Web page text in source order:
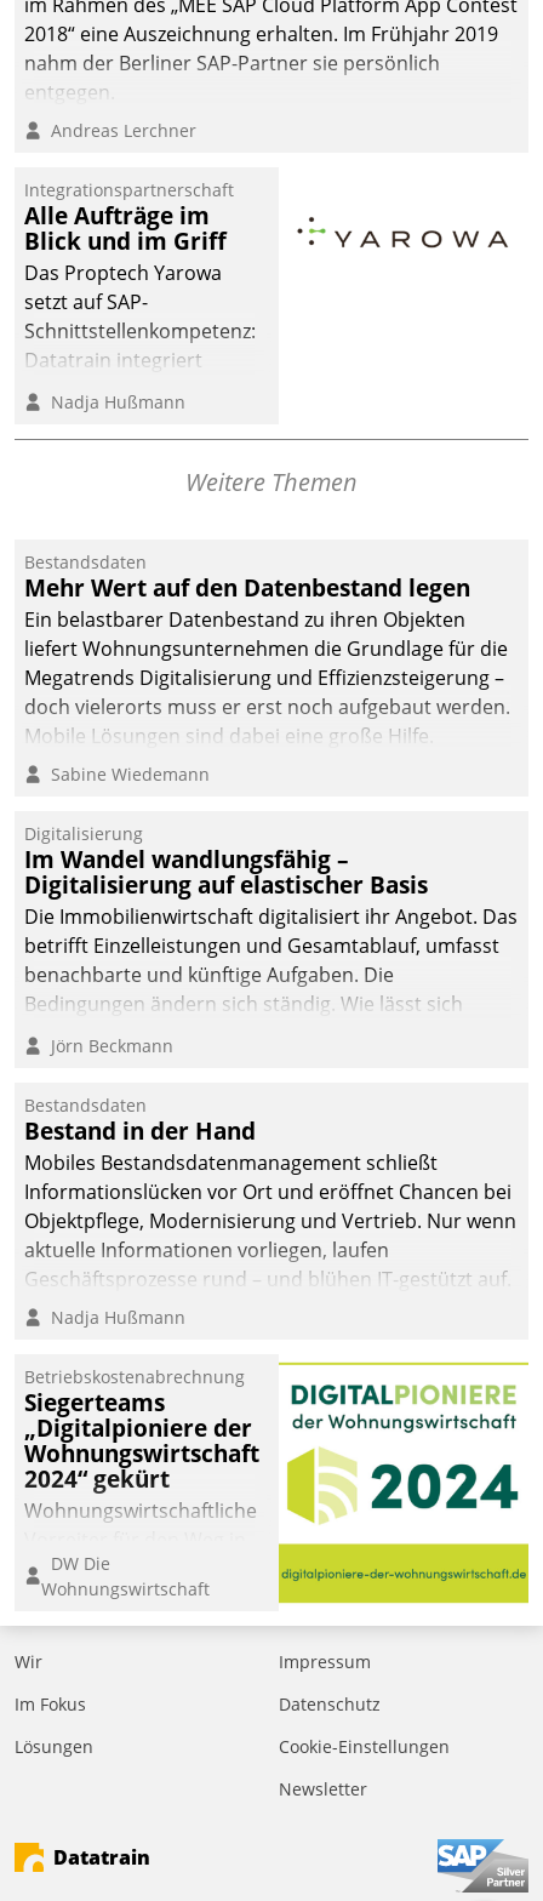
2018“ eine Auszeichnung erhalten. Im Frühjahr 2019
nahm der Berliner SAP-Partner sie persönlich
entgegen.
Andreas Lerchner
Integrationspartnerschaft
Alle Aufträge im
Blick und im Griff
Das Proptech Yarowa
setzt auf SAP-
Schnittstellenkompetenz:
Datatrain integriert
Yarowas Portal zur
Vergabe und Verwaltung
von Aufträgen der
deutscher
Wohnungsunternehmen
– und beschleunigt damit
den Weg vom
Mieteranliegen zum
Dienstleisterauftrag.
Nadja Hußmann
Weitere Themen
Bestandsdaten
Mehr Wert auf den Datenbestand legen
Ein belastbarer Datenbestand zu ihren Objekten
liefert Wohnungsunternehmen die Grundlage für die
Megatrends Digitalisierung und Effizienzsteigerung –
doch vielerorts muss er erst noch aufgebaut werden.
Mobile Lösungen sind dabei eine große Hilfe.
Sabine Wiedemann
Digitalisierung
Im Wandel wandlungsfähig –
Digitalisierung auf elastischer Basis
Die Immobilienwirtschaft digitalisiert ihr Angebot. Das
betrifft Einzelleistungen und Gesamtablauf, umfasst
benachbarte und künftige Aufgaben. Die
Bedingungen ändern sich ständig. Wie lässt sich
technisch die Kontrolle wahren und zugleich Freiraum
fürs Wachsen öffnen?
Jörn Beckmann
Bestandsdaten
Bestand in der Hand
Mobiles Bestandsdatenmanagement schließt
Informationslücken vor Ort und eröffnet Chancen bei
Objektpflege, Modernisierung und Vertrieb. Nur wenn
aktuelle Informationen vorliegen, laufen
Geschäftsprozesse rund – und blühen IT-gestützt auf.
Nadja Hußmann
Betriebskostenabrechnung
Siegerteams
„Digitalpioniere der
Wohnungswirtschaft
2024“ gekürt
Wohnungswirtschaftliche
eine digitale Zukunft zu
finden, ist das Ziel des
Awards „Digitalpioniere
der
Bewerben können sich
dafür ein Team
DW Die
Wohnungswirtschaft
Wir
Im Fokus
Lösungen
Impressum
Datenschutz
Cookie-Einstellungen
Newsletter
Datatrain